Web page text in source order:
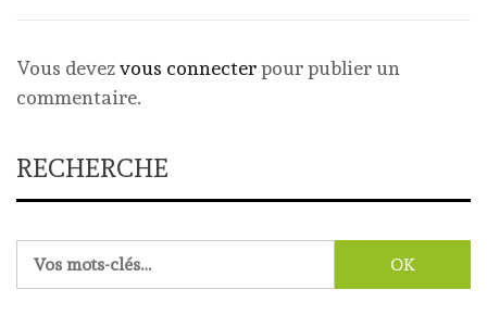
Vous devezvous connecterpour publier un
commentaire.
RECHERCHE